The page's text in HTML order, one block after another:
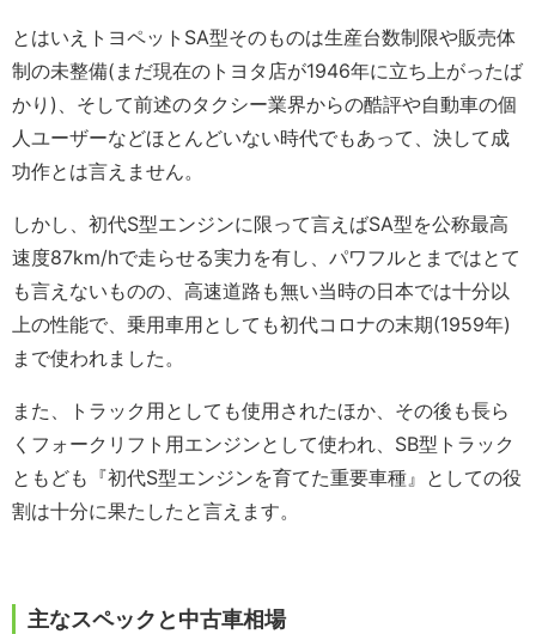
とはいえトヨペットSA型そのものは生産台数制限や販売体
制の未整備(まだ現在のトヨタ店が1946年に立ち上がったば
かり)、そして前述のタクシー業界からの酷評や自動車の個
人ユーザーなどほとんどいない時代でもあって、決して成
功作とは言えません。
しかし、初代S型エンジンに限って言えばSA型を公称最高
速度87km/hで走らせる実力を有し、パワフルとまではとて
も言えないものの、高速道路も無い当時の日本では十分以
上の性能で、乗用車用としても初代コロナの末期(1959年)
まで使われました。
また、トラック用としても使用されたほか、その後も長ら
くフォークリフト用エンジンとして使われ、SB型トラック
ともども『初代S型エンジンを育てた重要車種』としての役
割は十分に果たしたと言えます。
主なスペックと中古車相場